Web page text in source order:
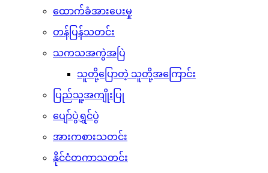
ထောက်ခံအားပေးမှု
တန်ပြန်သတင်း
သကသအကွဲအပြဲ
သူတို့ပြောတဲ့ သူတို့အကြောင်း
ပြည်သူ့အကျိုးပြု
ပျော်ပွဲရွှင်ပွဲ
အားကစားသတင်း
နိုင်ငံတကာသတင်း